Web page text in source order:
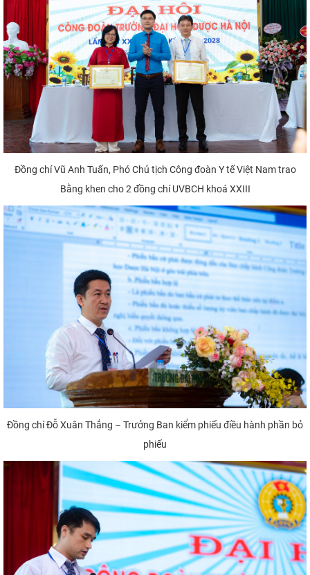
Đồng chí Vũ Anh Tuấn, Phó Chủ tịch Công đoàn Y tế Việt Nam trao
Bằng khen cho 2 đồng chí UVBCH khoá XXIII
Đồng chí Đỗ Xuân Thắng – Trưởng Ban kiểm phiếu điều hành phần bỏ
phiếu